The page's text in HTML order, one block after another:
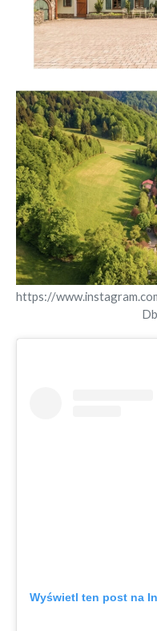
https://
Wyświetl ten post na